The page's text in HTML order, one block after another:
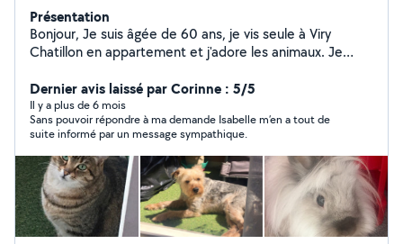
Présentation
Bonjour, Je suis âgée de 60 ans, je vis seule à Viry
Chatillon en appartement et j'adore les animaux. Je
(chien, chat, NAC) chez vous, chez moi ou passages
quotidiens pour les câliner, les nourrir, nettoyer les
litières. Disponible aussi pour du baby-sitting, apporter
de l'aide aux personnes âgées et/ou mobilité réduite. Je
peux aussi garder votre domicile et m'occuper de votre
jardin ou plantes durant vos absences. Prix raisonnable A
très vite
Dernier avis laissé par Corinne : 5/5
Il y a plus de 6 mois
Sans pouvoir répondre à ma demande Isabelle m’en a tout de
suite informé par un message sympathique.